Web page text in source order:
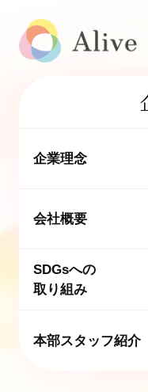
企業理念
会社概要
SDGsへの
取り組み
本部スタッフ紹介